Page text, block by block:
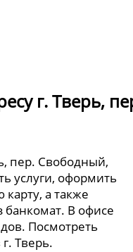
г. Тверь,
пер. Свободный,
услуги, оформить
а также
банкомат. В офисе
Посмотреть
г. Тверь.